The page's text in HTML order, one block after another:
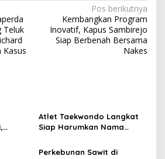
Teluk
Kasus
Pos berikutnya
Kembangkan Program
Inovatif, Kapus Sambirejo
Siap Berbenah Bersama
Nakes
Atlet Taekwondo Langkat
Siap Harumkan Nama
Internasional G2 Asian
Perkebunan Sawit di